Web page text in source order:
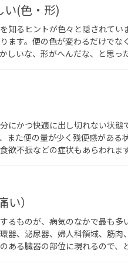
い(色・形)
知るヒントが色々と隠されて
ます。便の色が変わるだけで
しいな、形がへんだな、と思っ
にかつ快適に出し切れない状
また便の量が少く残便感があ
欲不振などの症状もあらわれます
）
るものが、病気のなかで最も
器、泌尿器、婦人科領域、筋
ある臓器の部位に現れるので、